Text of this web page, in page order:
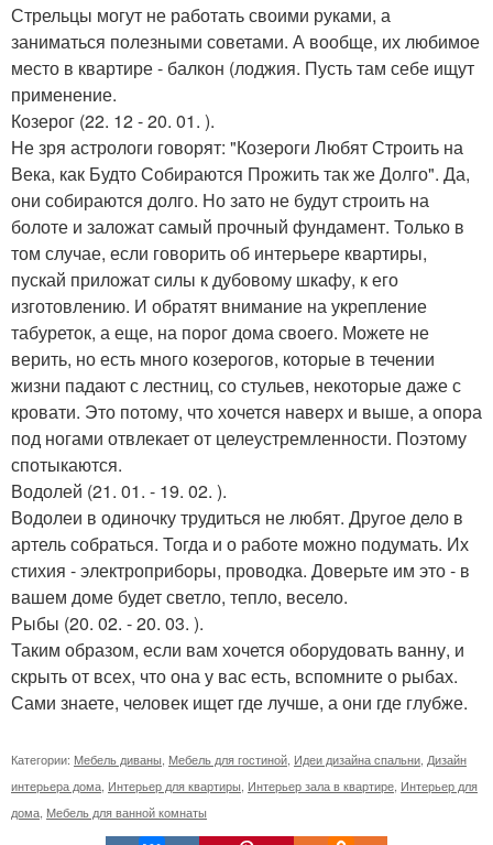
Стрельцы могут не работать своими руками, а
заниматься полезными советами. А вообще, их любимое
место в квартире - балкон (лоджия. Пусть там себе ищут
применение.
Козерог (22. 12 - 20. 01. ).
Не зря астрологи говорят: "Козероги Любят Строить на
Века, как Будто Собираются Прожить так же Долго". Да,
они собираются долго. Но зато не будут строить на
болоте и заложат самый прочный фундамент. Только в
том случае, если говорить об интерьере квартиры,
пускай приложат силы к дубовому шкафу, к его
изготовлению. И обратят внимание на укрепление
табуреток, а еще, на порог дома своего. Можете не
верить, но есть много козерогов, которые в течении
жизни падают с лестниц, со стульев, некоторые даже с
кровати. Это потому, что хочется наверх и выше, а опора
под ногами отвлекает от целеустремленности. Поэтому
спотыкаются.
Водолей (21. 01. - 19. 02. ).
Водолеи в одиночку трудиться не любят. Другое дело в
артель собраться. Тогда и о работе можно подумать. Их
стихия - электроприборы, проводка. Доверьте им это - в
вашем доме будет светло, тепло, весело.
Рыбы (20. 02. - 20. 03. ).
Таким образом, если вам хочется оборудовать ванну, и
скрыть от всех, что она у вас есть, вспомните о рыбах.
Сами знаете, человек ищет где лучше, а они где глубже.
Категории: Мебель диваны Мебель для гостиной Идеи дизайна спальни Дизайн
интерьера дома Интерьер для квартиры Интерьер зала в квартире Интерьер для
дома Мебель для ванной комнаты